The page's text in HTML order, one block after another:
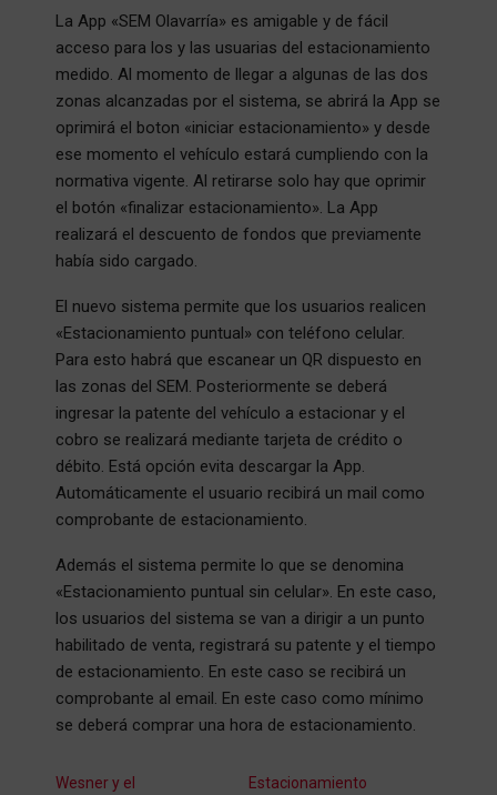
La App «SEM Olavarría» es amigable y de fácil
acceso para los y las usuarias del estacionamiento
medido. Al momento de llegar a algunas de las dos
zonas alcanzadas por el sistema, se abrirá la App se
oprimirá el boton «iniciar estacionamiento» y desde
ese momento el vehículo estará cumpliendo con la
normativa vigente. Al retirarse solo hay que oprimir
el botón «finalizar estacionamiento». La App
realizará el descuento de fondos que previamente
había sido cargado.
El nuevo sistema permite que los usuarios realicen
«Estacionamiento puntual» con teléfono celular.
Para esto habrá que escanear un QR dispuesto en
las zonas del SEM. Posteriormente se deberá
ingresar la patente del vehículo a estacionar y el
cobro se realizará mediante tarjeta de crédito o
débito. Está opción evita descargar la App.
Automáticamente el usuario recibirá un mail como
comprobante de estacionamiento.
Además el sistema permite lo que se denomina
«Estacionamiento puntual sin celular». En este caso,
los usuarios del sistema se van a dirigir a un punto
habilitado de venta, registrará su patente y el tiempo
de estacionamiento. En este caso se recibirá un
comprobante al email. En este caso como mínimo
se deberá comprar una hora de estacionamiento.
Wesner y el
Estacionamiento